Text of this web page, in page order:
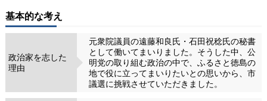
基本的な考え
政治家を志した
理由
元衆院議員の遠藤和良氏・石田祝稔氏の秘書
として働いてまいりました。そうした中、公
明党の取り組む政治の中で、ふるさと徳島の
地で役に立ってまいりたいとの思いから、市
議選に挑戦させていただきました。